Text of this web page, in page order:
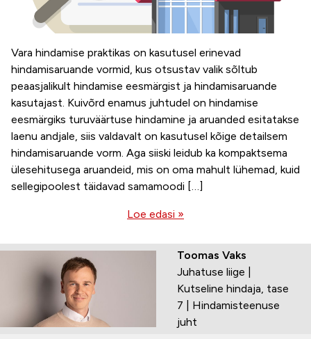
Vara hindamise praktikas on kasutusel erinevad
hindamisaruande vormid, kus otsustav valik sõltub
peaasjalikult hindamise eesmärgist ja hindamisaruande
kasutajast. Kuivõrd enamus juhtudel on hindamise
eesmärgiks turuväärtuse hindamine ja aruanded esitatakse
laenu andjale, siis valdavalt on kasutusel kõige detailsem
hindamisaruande vorm. Aga siiski leidub ka kompaktsema
ülesehitusega aruandeid, mis on oma mahult lühemad, kuid
sellegipoolest täidavad samamoodi […]
Loe edasi »
Toomas Vaks
Juhatuse liige |
Kutseline hindaja, tase
7 | Hindamisteenuse
juht